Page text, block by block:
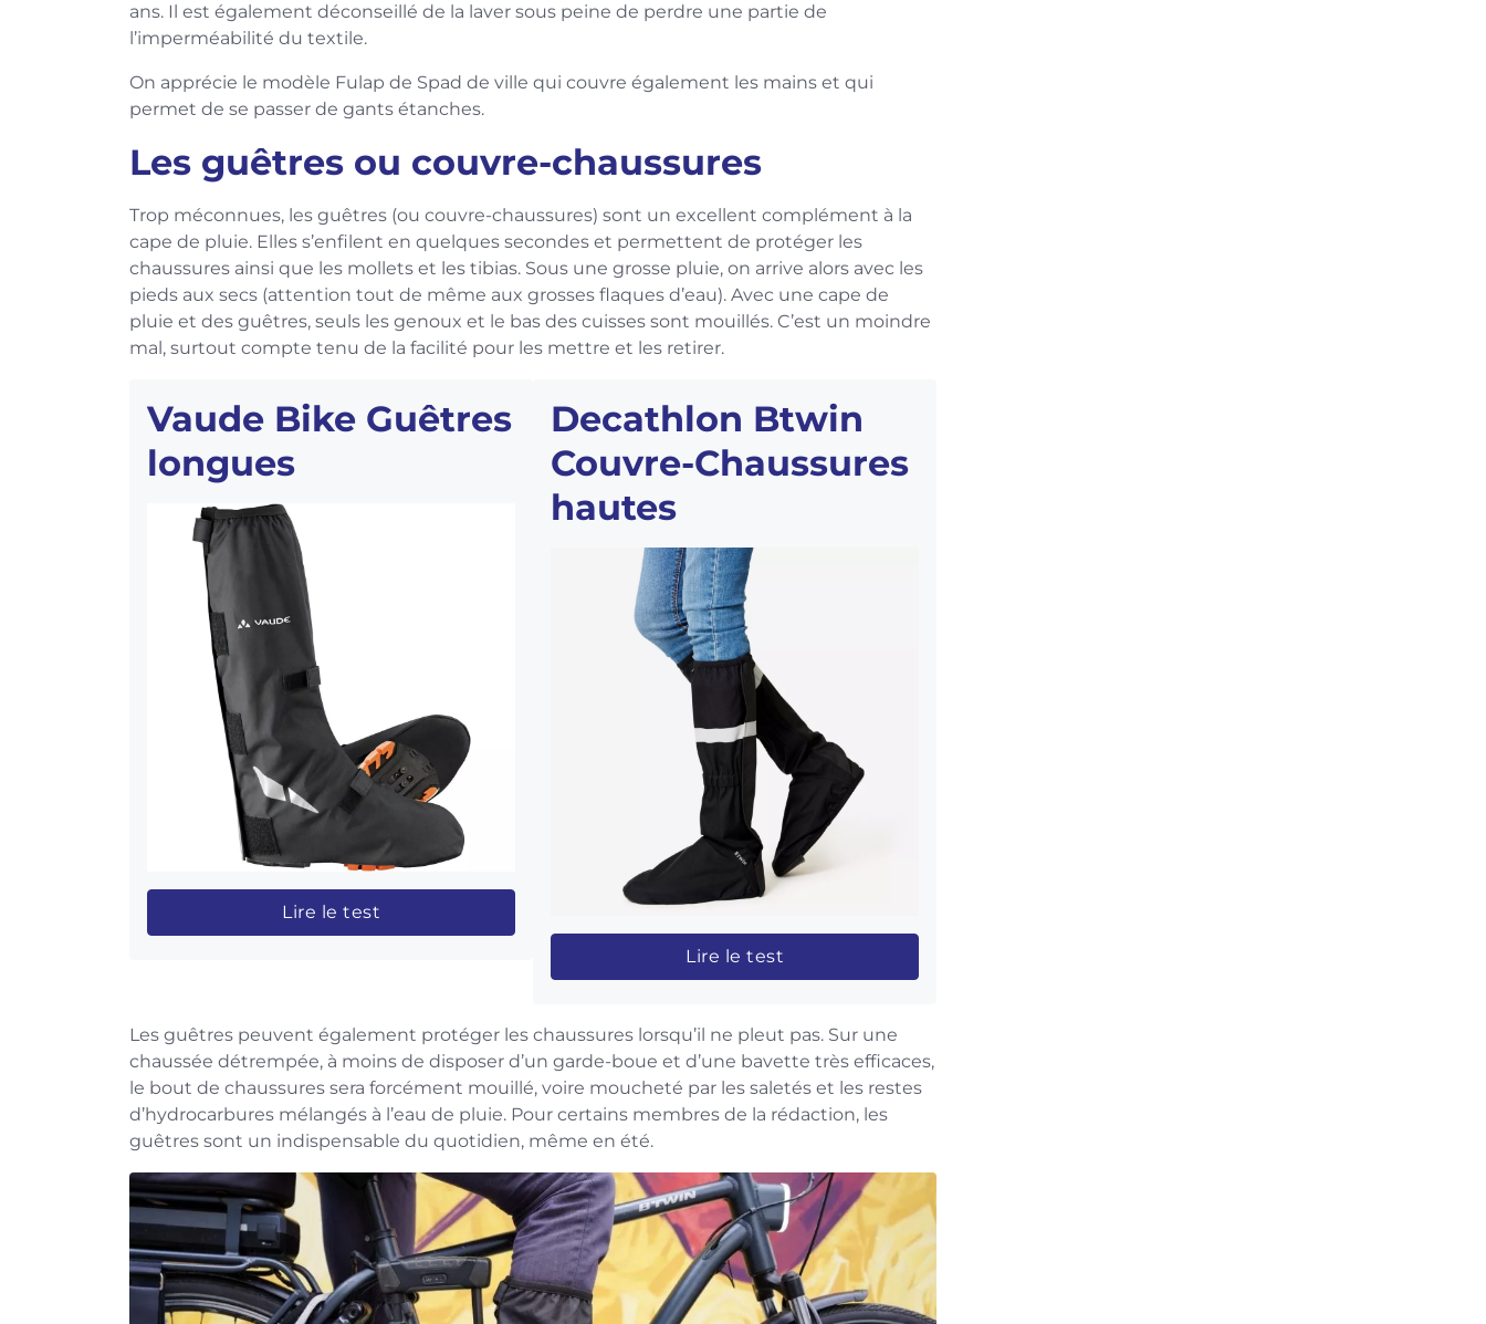
ans. Il est également déconseillé de la laver sous peine de perdre une partie de
l’imperméabilité du textile.
On apprécie le modèle Fulap de Spad de ville qui couvre également les mains et qui
permet de se passer de gants étanches.
Les guêtres ou couvre-chaussures
Trop méconnues, les guêtres (ou couvre-chaussures) sont un excellent complément à la
cape de pluie. Elles s’enfilent en quelques secondes et permettent de protéger les
chaussures ainsi que les mollets et les tibias. Sous une grosse pluie, on arrive alors avec les
pieds aux secs (attention tout de même aux grosses flaques d’eau). Avec une cape de
pluie et des guêtres, seuls les genoux et le bas des cuisses sont mouillés. C’est un moindre
mal, surtout compte tenu de la facilité pour les mettre et les retirer.
Vaude Bike Guêtres
longues
Lire le test
Decathlon Btwin
Couvre-Chaussures
hautes
Lire le test
Les guêtres peuvent également protéger les chaussures lorsqu’il ne pleut pas. Sur une
chaussée détrempée, à moins de disposer d’un garde-boue et d’une bavette très efficaces,
le bout de chaussures sera forcément mouillé, voire moucheté par les saletés et les restes
d’hydrocarbures mélangés à l’eau de pluie. Pour certains membres de la rédaction, les
guêtres sont un indispensable du quotidien, même en été.